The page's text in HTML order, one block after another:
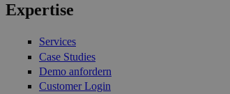
Expertise
Services
Case Studies
Demo anfordern
Customer Login